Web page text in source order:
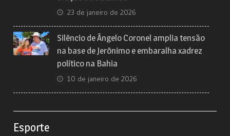
23 de janeiro de 2026
Silêncio de Ângelo Coronel amplia tensão
na base de Jerônimo e embaralha xadrez
político na Bahia
10 de janeiro de 2026
Esporte